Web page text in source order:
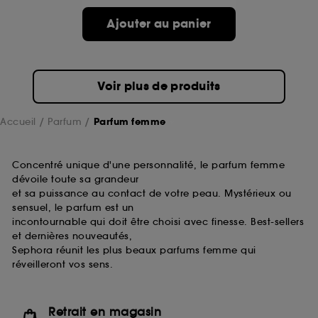
Ajouter au panier
Voir plus de produits
Accueil Parfum Parfum femme
Concentré unique d'une personnalité, le parfum femme
dévoile toute sa grandeur
et sa puissance au contact de votre peau. Mystérieux ou
sensuel, le parfum est un
incontournable qui doit être choisi avec finesse. Best-sellers
et dernières nouveautés,
Sephora réunit les plus beaux parfums femme qui
réveilleront vos sens.
Retrait en magasin
de ces cookies grâce au bouton "personnaliser mes
choix" ci-dessous ou décider de "tout accepter".
Sephora pourra associer les informations de
collectées ou générées lors de votre activité en ligne
ou en magasin. Pour refuser tous les cookies, cliques
sur "continuer sans accepter". Voous pouvez à tout
souhaitez obtenir plus d'information sur les cookies